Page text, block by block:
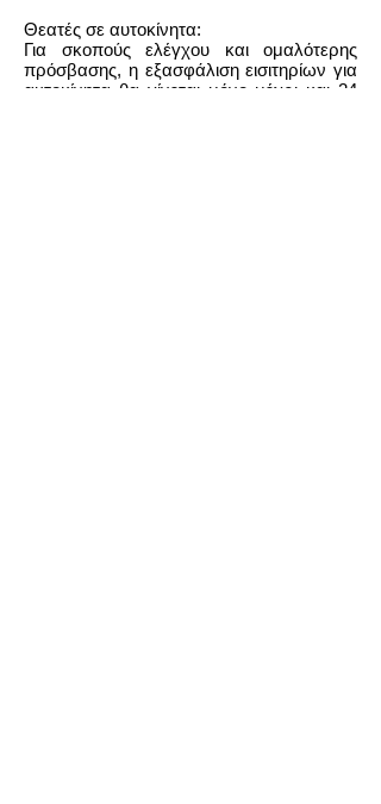
Θεατές σε αυτοκίνητα:
Για σκοπούς ελέγχου και ομαλότερης
πρόσβασης, η εξασφάλιση εισιτηρίων για
αυτοκίνητα θα γίνεται μόνο μέχρι και 24